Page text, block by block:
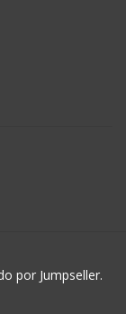
por Jumpseller.